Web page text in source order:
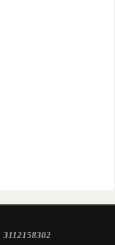
3112158302